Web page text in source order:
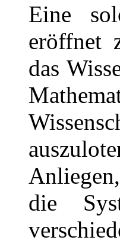
Eine
eröffnet
das
die